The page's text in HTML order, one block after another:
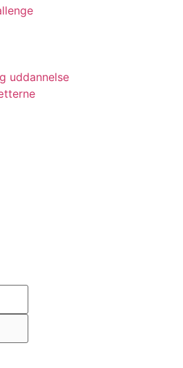
uddannelse